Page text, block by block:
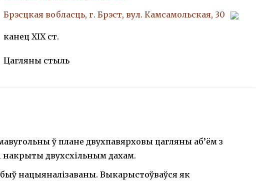
Брэсцкая вобласць, г. Брэст, вул. Камсамольская, 30
канец ХІХ ст.
Цагляны стыль
ў плане двухпавярховы цагляны аб’ём з
двухсхільным дахам.
быў нацыяналізаваны. Выкарыстоўваўся як